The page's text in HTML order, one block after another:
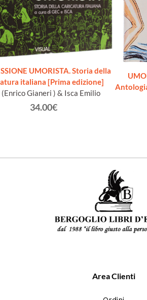
UMORISTA. Storia della
italiana [Prima edizione]
(Enrico Gianeri ) & Isca Emilio
34.00€
Area Clienti